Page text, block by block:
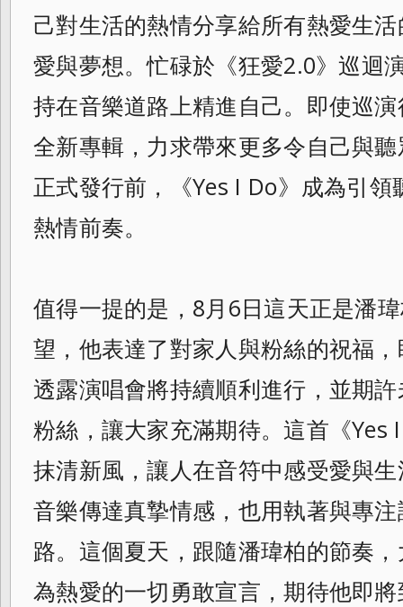
己對生活的熱情分享給所有熱愛生
愛與夢想。忙碌於《狂愛2.0》巡迴
持在音樂道路上精進自己。即使巡
全新專輯，力求帶來更多令自己與
正式發行前，《Yes I Do》成為引
熱情前奏。
值得一提的是，8月6日這天正是潘
望，他表達了對家人與粉絲的祝福
透露演唱會將持續順利進行，並期
粉絲，讓大家充滿期待。這首《Yes
抹清新風，讓人在音符中感受愛與
音樂傳達真摯情感，也用執著與專
路。這個夏天，跟隨潘瑋柏的節奏
為熱愛的一切勇敢宣言，期待他即